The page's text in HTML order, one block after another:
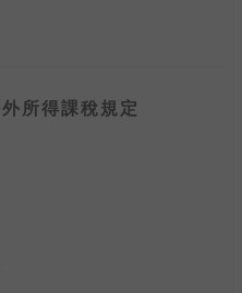
所得課稅規定